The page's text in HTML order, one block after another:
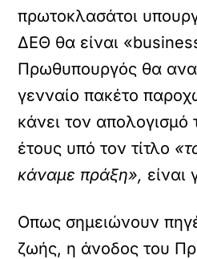
πρωτοκλασάτοι
ΔΕΘ θα είναι
Πρωθυπουργός θα
γενναίο πακέτο
κάνει τον
έτους υπό τον τίτλο
κάναμε πράξη», είναι
Οπως σημειώνουν
ζωής, η άνοδος του